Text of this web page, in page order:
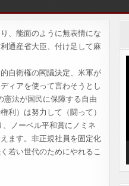
、能面のように無表情にな
通産省大臣、付け足して麻
自衛権の閣議決定、米軍が
ィアを使って言わそうとし
憲法が国民に保障する自由
利）は努力して（闘って）
ノーベル平和賞にノミネ
ます。非正規社員を固定化
若い世代のためにやれるこ